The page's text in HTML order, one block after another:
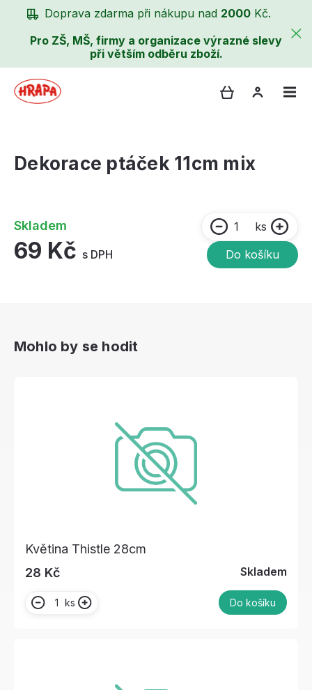
Doprava zdarma při nákupu nad 2000 Kč.
Pro ZŠ, MŠ, firmy a organizace výrazné slevy
při větším odběru zboží.
Dekorace ptáček 11cm mix
Skladem
69 Kč s DPH
ks
Do košíku
Mohlo by se hodit
Květina Thistle 28cm
28 Kč
Skladem
ks Do košíku